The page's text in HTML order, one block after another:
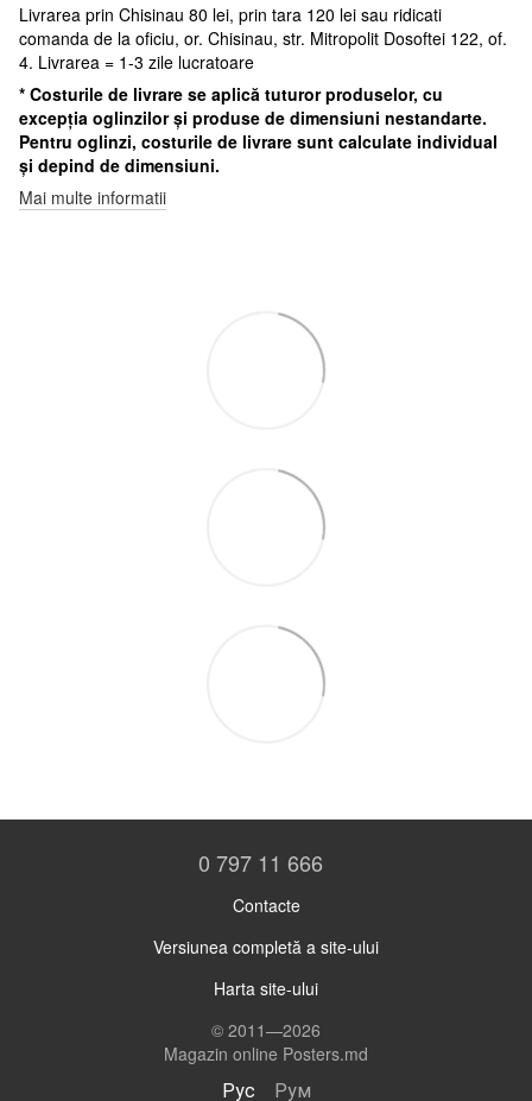
Livrarea prin Chisinau 80 lei, prin tara 120 lei sau ridicati
comanda de la oficiu, or. Chisinau, str. Mitropolit Dosoftei 122, of.
4. Livrarea = 1-3 zile lucratoare
* Costurile de livrare se aplică tuturor produselor, cu
excepția oglinzilor și produse de dimensiuni nestandarte.
Pentru oglinzi, costurile de livrare sunt calculate individual
și depind de dimensiuni.
Mai multe informatii
0 797 11 666
Contacte
Versiunea completă a site-ului
Harta site-ului
© 2011—2026
Magazin online Posters.md
Рус Рум